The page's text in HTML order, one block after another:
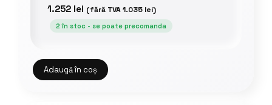
1.252 lei (fără TVA1.035 lei)
2 în stoc - se poate precomanda
Adaugă în coș